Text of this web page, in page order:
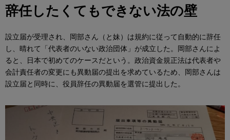
辞任したくてもできない法の壁
設立届が受理され、岡部さん（と妹）は規約に従って自動的に辞任
し、晴れて「代表者のいない政治団体」が成立した。岡部さんによ
ると、日本で初めてのケースだという。政治資金規正法は代表者や
会計責任者の変更にも異動届の提出を求めているため、岡部さんは
設立届と同時に、役員辞任の異動届を選管に提出した。